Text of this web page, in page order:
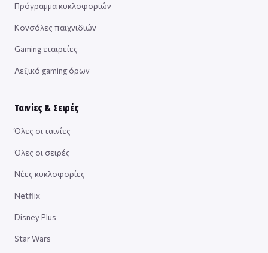
Πρόγραμμα κυκλοφοριών
Κονσόλες παιχνιδιών
Gaming εταιρείες
Λεξικό gaming όρων
Ταινίες & Σειρές
Όλες οι ταινίες
Όλες οι σειρές
Νέες κυκλοφορίες
Netflix
Disney Plus
Star Wars